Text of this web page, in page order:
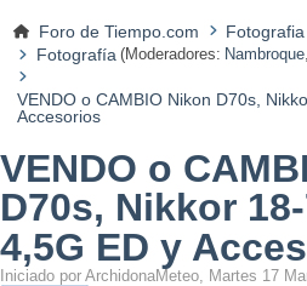
Foro de Tiempo.com
Fotografia
Fotografía (Moderadores: Nambroque,
VENDO o CAMBIO Nikon D70s,
Accesorios
VENDO o
D70s, Nikkor
4,5G ED y
Iniciado por ArchidonaMeteo, Martes 17